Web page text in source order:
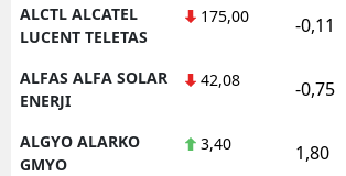
ALCTL ALCATEL
LUCENT TELETAS
175,00 -0,11
ALFAS ALFA SOLAR
ENERJI
42,08 -0,75
ALGYO ALARKO
GMYO
3,40 1,80